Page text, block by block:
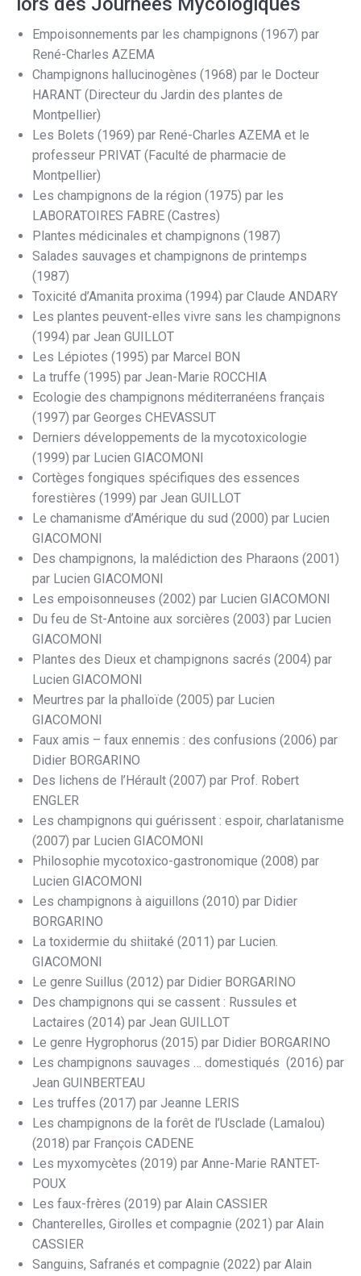
Empoisonnements par les champignons (1967) par
René-Charles AZEMA
Champignons hallucinogènes (1968) par le Docteur
HARANT (Directeur du Jardin des plantes de
Montpellier)
Les Bolets (1969) par René-Charles AZEMA et le
professeur PRIVAT (Faculté de pharmacie de
Montpellier)
Les champignons de la région (1975) par les
LABORATOIRES FABRE (Castres)
Plantes médicinales et champignons (1987)
Salades sauvages et champignons de printemps
(1987)
Toxicité d’Amanita proxima (1994) par Claude ANDARY
Les plantes peuvent-elles vivre sans les champignons
(1994) par Jean GUILLOT
Les Lépiotes (1995) par Marcel BON
La truffe (1995) par Jean-Marie ROCCHIA
Ecologie des champignons méditerranéens français
(1997) par Georges CHEVASSUT
Derniers développements de la mycotoxicologie
(1999) par Lucien GIACOMONI
Cortèges fongiques spécifiques des essences
forestières (1999) par Jean GUILLOT
Le chamanisme d’Amérique du sud (2000) par Lucien
GIACOMONI
Des champignons, la malédiction des Pharaons (2001)
par Lucien GIACOMONI
Les empoisonneuses (2002) par Lucien GIACOMONI
Du feu de St-Antoine aux sorcières (2003) par Lucien
GIACOMONI
Plantes des Dieux et champignons sacrés (2004) par
Lucien GIACOMONI
Meurtres par la phalloïde (2005) par Lucien
GIACOMONI
Faux amis – faux ennemis : des confusions (2006) par
Didier BORGARINO
Des lichens de l’Hérault (2007) par Prof. Robert
ENGLER
Les champignons qui guérissent : espoir, charlatanisme
(2007) par Lucien GIACOMONI
Philosophie mycotoxico-gastronomique (2008) par
Lucien GIACOMONI
Les champignons à aiguillons (2010) par Didier
BORGARINO
La toxidermie du shiitaké (2011) par Lucien.
GIACOMONI
Le genre Suillus (2012) par Didier BORGARINO
Des champignons qui se cassent : Russules et
Lactaires (2014) par Jean GUILLOT
Le genre Hygrophorus (2015) par Didier BORGARINO
Les champignons sauvages … domestiqués (2016) par
Jean GUINBERTEAU
Les truffes (2017) par Jeanne LERIS
Les champignons de la forêt de l’Usclade (Lamalou)
(2018) par François CADENE
Les myxomycètes (2019) par Anne-Marie RANTET-
POUX
Les faux-frères (2019) par Alain CASSIER
Chanterelles, Girolles et compagnie (2021) par Alain
CASSIER
Sanguins, Safranés et compagnie (2022) par Alain